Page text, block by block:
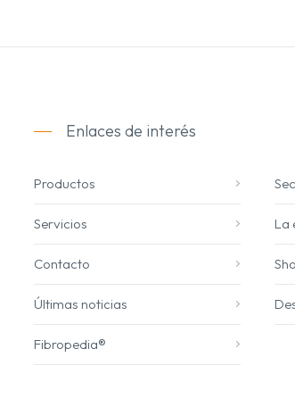
Enlaces de interés
Productos
Servicios La
Contacto
Últimas noticias
Fibropedia®